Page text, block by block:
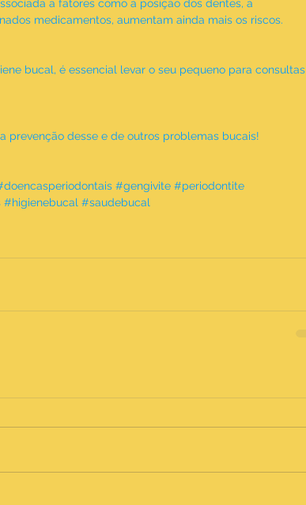
a fatores como a posição dos dentes, a
medicamentos, aumentam ainda mais os riscos.
bucal, é essencial levar o seu pequeno para consultas
prevenção desse e de outros problemas bucais!
#gengivite #periodontite
#saudebucal